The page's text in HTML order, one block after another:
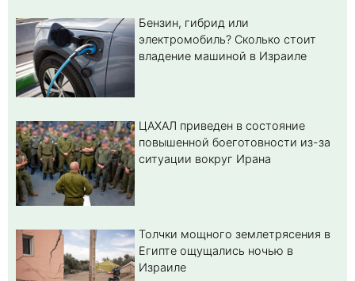
Бензин, гибрид или
электромобиль? Cколько стоит
владение машиной в Израиле
ЦАХАЛ приведен в состояние
повышенной боеготовности из-за
ситуации вокруг Ирана
Толчки мощного землетрясения в
Египте ощущались ночью в
Израиле